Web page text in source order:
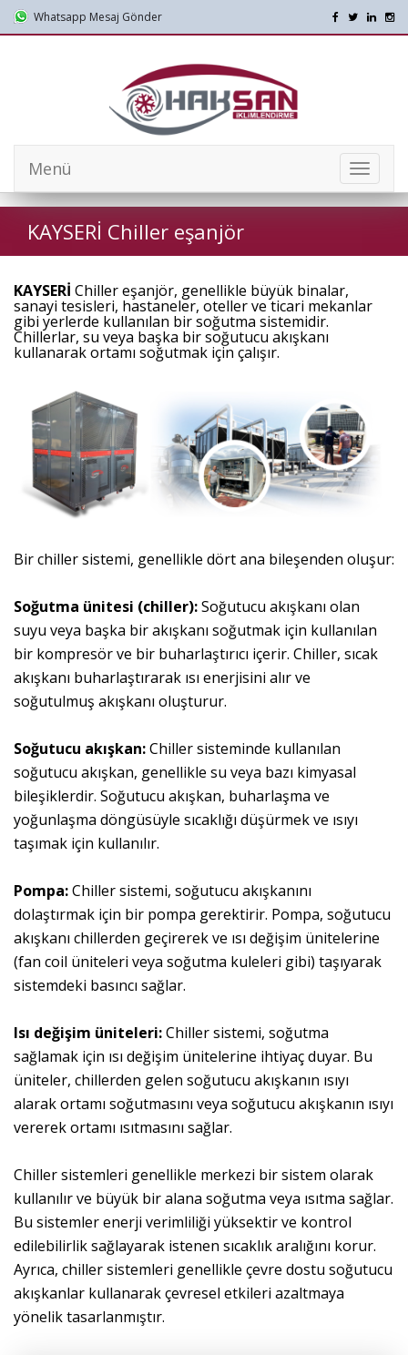
Whatsapp Mesaj Gönder
Mobil
Menü
Menü
KAYSERİ Chiller eşanjör
KAYSERİ Chiller eşanjör, genellikle büyük binalar,
sanayi tesisleri, hastaneler, oteller ve ticari mekanlar
gibi yerlerde kullanılan bir soğutma sistemidir.
Chillerlar, su veya başka bir soğutucu akışkanı
kullanarak ortamı soğutmak için çalışır.
Bir chiller sistemi, genellikle dört ana bileşenden oluşur:
Soğutma ünitesi (chiller):Soğutucu akışkanı olan
suyu veya başka bir akışkanı soğutmak için kullanılan
bir kompresör ve bir buharlaştırıcı içerir. Chiller, sıcak
akışkanı buharlaştırarak ısı enerjisini alır ve
soğutulmuş akışkanı oluşturur.
Soğutucu akışkan:Chiller sisteminde kullanılan
soğutucu akışkan, genellikle su veya bazı kimyasal
bileşiklerdir. Soğutucu akışkan, buharlaşma ve
yoğunlaşma döngüsüyle sıcaklığı düşürmek ve ısıyı
taşımak için kullanılır.
Pompa:Chiller sistemi, soğutucu akışkanını
dolaştırmak için bir pompa gerektirir. Pompa, soğutucu
akışkanı chillerden geçirerek ve ısı değişim ünitelerine
(fan coil üniteleri veya soğutma kuleleri gibi) taşıyarak
sistemdeki basıncı sağlar.
Isı değişim üniteleri:Chiller sistemi, soğutma
sağlamak için ısı değişim ünitelerine ihtiyaç duyar. Bu
üniteler, chillerden gelen soğutucu akışkanın ısıyı
alarak ortamı soğutmasını veya soğutucu akışkanın ısıyı
vererek ortamı ısıtmasını sağlar.
Chiller sistemleri genellikle merkezi bir sistem olarak
kullanılır ve büyük bir alana soğutma veya ısıtma sağlar.
Bu sistemler enerji verimliliği yüksektir ve kontrol
edilebilirlik sağlayarak istenen sıcaklık aralığını korur.
Ayrıca, chiller sistemleri genellikle çevre dostu soğutucu
akışkanlar kullanarak çevresel etkileri azaltmaya
yönelik tasarlanmıştır.